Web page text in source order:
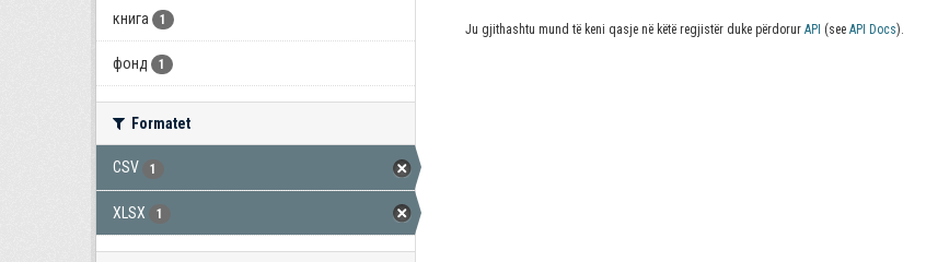
книга 1
фонд 1
Formatet
CSV 1
XLSX 1
Ju gjithashtu mund të keni qasje në këtë regjistër duke përdorur API (see API Docs).